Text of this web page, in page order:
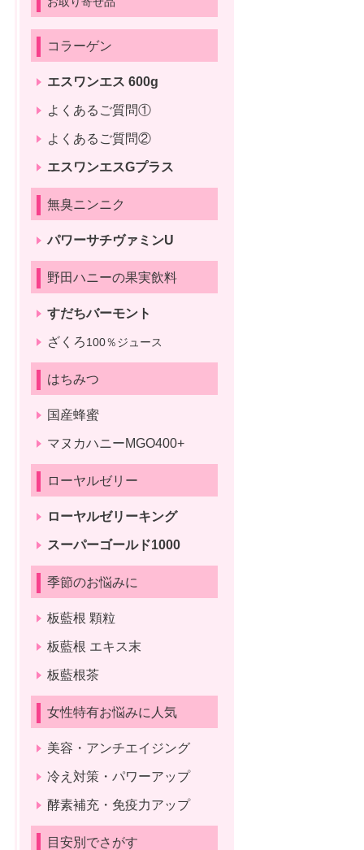
コラーゲン
エスワンエス 600g
よくあるご質問①
よくあるご質問②
エスワンエスGプラス
無臭ニンニク
パワーサチヴァミンU
野田ハニーの果実飲料
すだちバーモント
ざくろ100％ジュース
はちみつ
国産蜂蜜
マヌカハニーMGO400+
ローヤルゼリー
ローヤルゼリーキング
スーパーゴールド1000
季節のお悩みに
板藍根 顆粒
板藍根 エキス末
板藍根茶
女性特有お悩みに人気
美容・アンチエイジング
冷え対策・パワーアップ
酵素補充・免疫力アップ
目安別でさがす